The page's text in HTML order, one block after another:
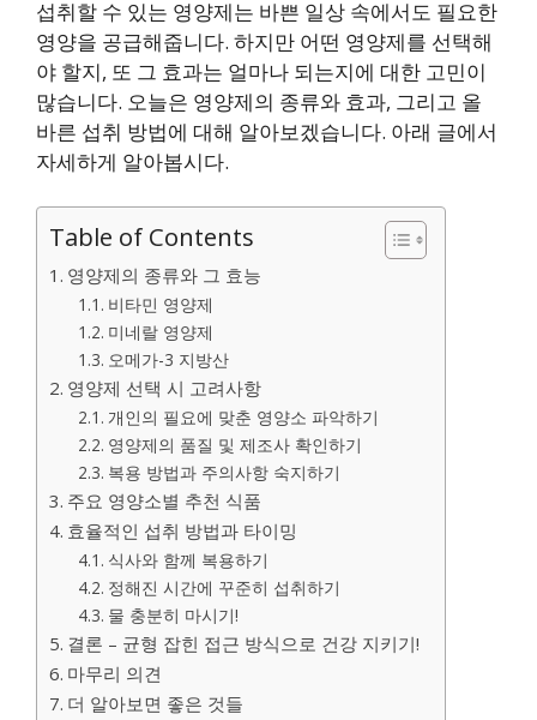
섭취할 수 있는 영양제는 바쁜 일상 속에서도 필요한
영양을 공급해줍니다. 하지만 어떤 영양제를 선택해
야 할지, 또 그 효과는 얼마나 되는지에 대한 고민이
많습니다. 오늘은 영양제의 종류와 효과, 그리고 올
바른 섭취 방법에 대해 알아보겠습니다. 아래 글에서
자세하게 알아봅시다.
Table of Contents
영양제의 종류와 그 효능
비타민 영양제
미네랄 영양제
오메가-3 지방산
영양제 선택 시 고려사항
개인의 필요에 맞춘 영양소 파악하기
영양제의 품질 및 제조사 확인하기
복용 방법과 주의사항 숙지하기
주요 영양소별 추천 식품
효율적인 섭취 방법과 타이밍
식사와 함께 복용하기
정해진 시간에 꾸준히 섭취하기
물 충분히 마시기!
결론 – 균형 잡힌 접근 방식으로 건강 지키기!
마무리 의견
더 알아보면 좋은 것들